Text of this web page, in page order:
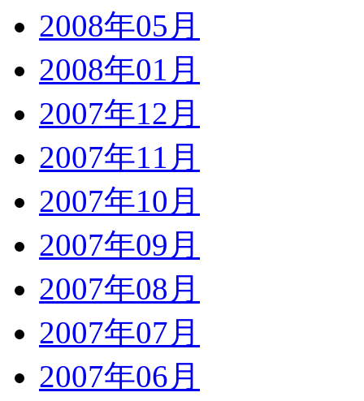
2008年05月
2008年01月
2007年12月
2007年11月
2007年10月
2007年09月
2007年08月
2007年07月
2007年06月